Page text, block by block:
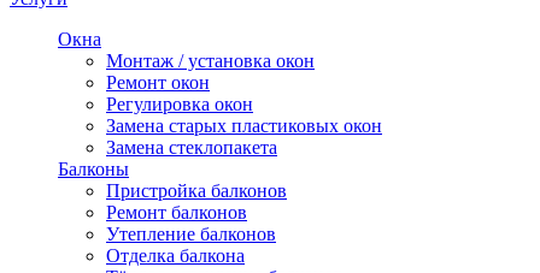
Окна
Монтаж / установка окон
Ремонт окон
Регулировка окон
Замена старых пластиковых окон
Замена стеклопакета
Балконы
Пристройка балконов
Ремонт балконов
Утепление балконов
Отделка балкона